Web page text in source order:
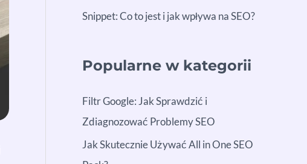
Snippet: Co to jest i jak wpływa na SEO?
Popularne w kategorii
Filtr Google: Jak Sprawdzić i
Zdiagnozować Problemy SEO
Jak Skutecznie Używać All in One SEO